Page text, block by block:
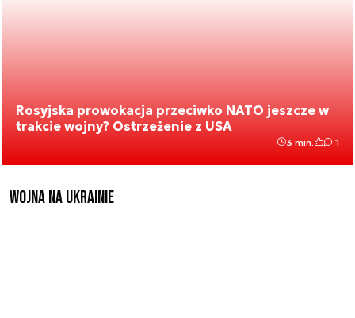
Rosyjska prowokacja przeciwko NATO jeszcze w
trakcie wojny? Ostrzeżenie z USA
3 min. 1
Wojna na Ukrainie